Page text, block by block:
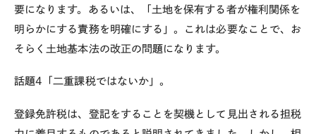
要になります。あるいは、「土地を保有する者が権利関係を
明らかにする責務を明確にする」。これは必要なことで、お
そらく土地基本法の改正の問題になります。
話題4「二重課税ではないか」。
登録免許税は、登記をすることを契機として見出される担税